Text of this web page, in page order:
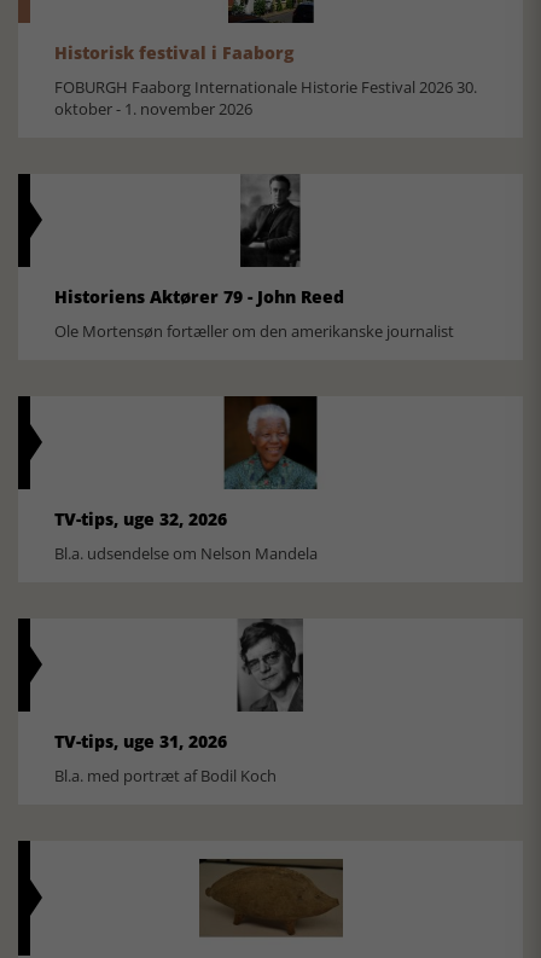
Historisk festival i Faaborg
FOBURGH Faaborg Internationale Historie Festival 2026 30.
oktober - 1. november 2026
Historiens Aktører 79 - John Reed
Ole Mortensøn fortæller om den amerikanske journalist
TV-tips, uge 32, 2026
Bl.a. udsendelse om Nelson Mandela
TV-tips, uge 31, 2026
Bl.a. med portræt af Bodil Koch